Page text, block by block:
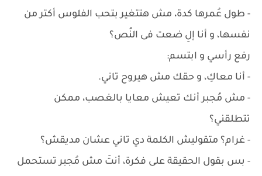
- طول عُمرها كدة، مش هتتغير بتحب الفلوس أكتر من
نفسها، و أنا إلِ ضعت فى النُص؟
رفع رأسي و ابتسم:
- أنا معاكِ، و حقك مش هيروح تاني.
- مش مُجبر أنك تعيش معايا بالغصب، ممكن
تتطلقني؟
- غرام؟ متقوليش الكلمة دي تاني عشان مديقش؟
- بس بقول الحقيقة على فكرة، أنتَ مش مُجبر تستحمل